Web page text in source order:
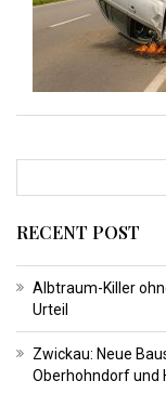
RECENT POST
Albtraum-Killer
Urteil
Zwickau: Neue
Oberhohndorf und